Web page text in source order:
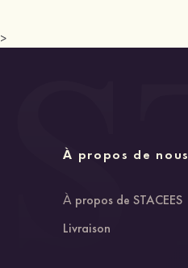
>
À propos de nous
À propos de STACEES
Livraison